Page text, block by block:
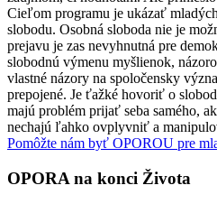
Cieľom programu je ukázať
slobodu. Osobná sloboda nie je
prejavu je zas nevyhnutná pre
slobodnú výmenu myšlienok,
vlastné názory na spoločensky
prepojené. Je ťažké hovoriť o
majú problém prijať seba samého,
nechajú ľahko ovplyvniť a
Pomôžte nám byť OPOROU pre
OPORA na konci Života